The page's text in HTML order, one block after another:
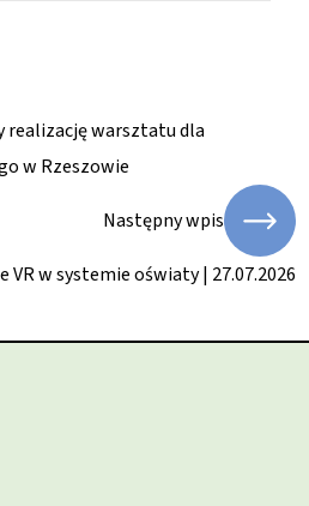
realizację warsztatu dla
w Rzeszowie
Następny wpis
w systemie oświaty | 27.07.2026